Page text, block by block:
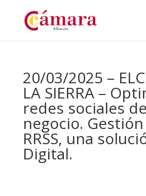
20/03/2025 –
LA SIERRA –
redes sociales
negocio.
RRSS, una
Digital.